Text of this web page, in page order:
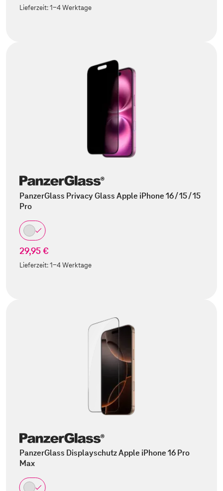
Lieferzeit:1-4 Werktage
PanzerGlass Privacy Glass Apple iPhone 16 / 15 / 15
Pro
29,95 €
Lieferzeit:1-4 Werktage
PanzerGlass Displayschutz Apple iPhone 16 Pro
Max